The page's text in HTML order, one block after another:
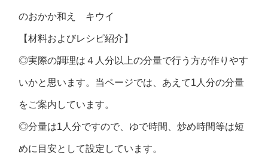
のおかか和え キウイ
【材料およびレシピ紹介】
◎実際の調理は４人分以上の分量で行う方が作りやす
いかと思います。当ページでは、あえて1人分の分量
をご案内しています。
◎分量は1人分ですので、ゆで時間、炒め時間等は短
めに目安として設定しています。